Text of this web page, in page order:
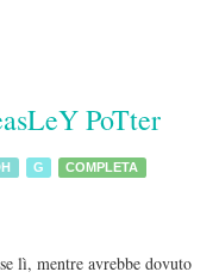
PoTter
G COMPLETA
lì, mentre avrebbe dovuto